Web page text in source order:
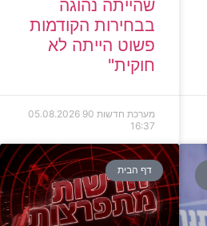
שהייתה נהוגה
בבחירות הקודמות
פשוט הייתה לא
חוקית"
מערכת חדשות 90
05.08.2026
16:37
דף הבית